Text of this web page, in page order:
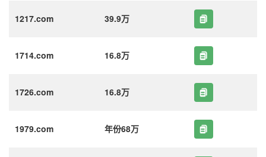
1217.com 39.9万
1714.com 16.8万
1726.com 16.8万
1979.com 年份68万